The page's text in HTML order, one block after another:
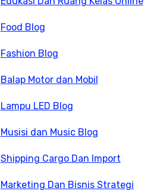
Food Blog
Fashion Blog
Balap Motor dan Mobil
Lampu LED Blog
Musisi dan Music Blog
Shipping Cargo Dan Import
Marketing Dan Bisnis Strategi